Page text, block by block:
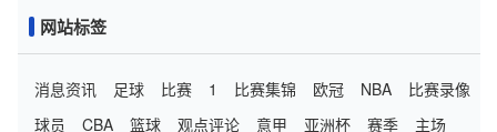
网站标签
消息资讯 足球 比赛 1 比赛集锦 欧冠 NBA
比赛录像
球员
CBA 篮球 观点评论 意甲 亚洲杯 赛季 主场